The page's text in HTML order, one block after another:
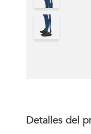
Detalles del